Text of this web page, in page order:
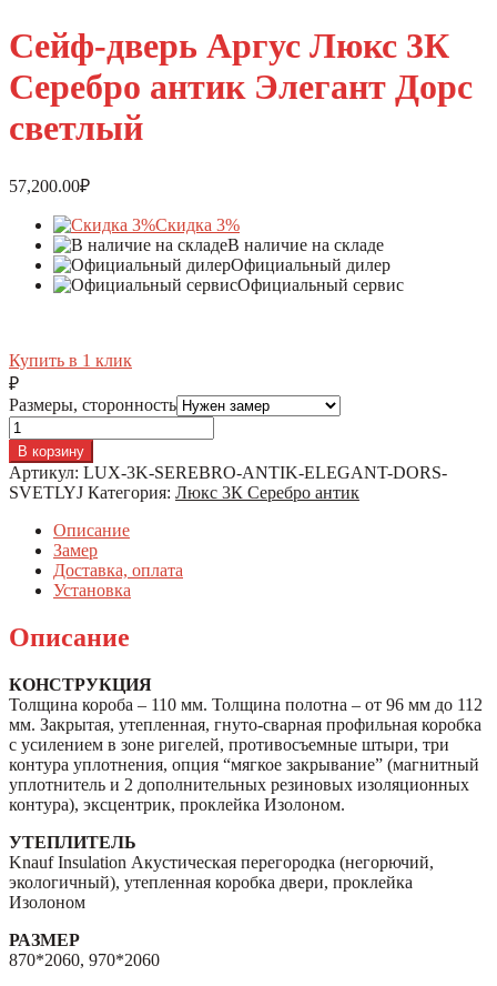
Сейф-дверь Аргус Люкс 3К
Серебро антик Элегант Дорс
светлый
57,200.00₽
Скидка 3%
В наличие на складе
Официальный дилер
Официальный сервис
Купить в 1 клик
₽
Размеры, сторонность
Количество
В корзину
Артикул: LUX-3K-SEREBRO-ANTIK-ELEGANT-DORS-
SVETLYJ Категория: Люкс 3К Серебро антик
Описание
Замер
Доставка, оплата
Установка
Описание
КОНСТРУКЦИЯ
Толщина короба – 110 мм. Толщина полотна – от 96 мм до 112
мм. Закрытая, утепленная, гнуто-сварная профильная коробка
с усилением в зоне ригелей, противосъемные штыри, три
контура уплотнения, опция “мягкое закрывание” (магнитный
уплотнитель и 2 дополнительных резиновых изоляционных
контура), эксцентрик, проклейка Изолоном.
УТЕПЛИТЕЛЬ
Knauf Insulation Акустическая перегородка (негорючий,
экологичный), утепленная коробка двери, проклейка
Изолоном
РАЗМЕР
870*2060, 970*2060